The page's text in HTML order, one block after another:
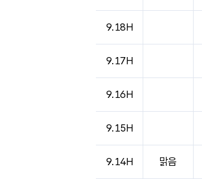
9.18H
9.17H
9.16H
9.15H
9.14H 맑음